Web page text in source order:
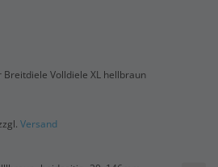
Breitdiele Volldiele XL hellbraun
Versand